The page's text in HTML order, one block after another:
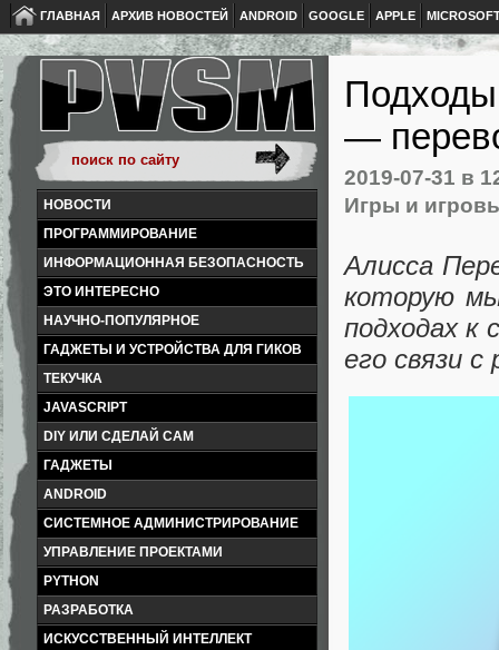
ГЛАВНАЯ АРХИВ НОВОСТЕЙ ANDROID GOOGLE APPLE
НОВОСТИ
ПРОГРАММИРОВАНИЕ
ИНФОРМАЦИОННАЯ БЕЗОПАСНОСТЬ
ЭТО ИНТЕРЕСНО
НАУЧНО-ПОПУЛЯРНОЕ
ГАДЖЕТЫ И УСТРОЙСТВА ДЛЯ ГИКОВ
ТЕКУЧКА
JAVASCRIPT
DIY ИЛИ СДЕЛАЙ САМ
ГАДЖЕТЫ
ANDROID
СИСТЕМНОЕ АДМИНИСТРИРОВАНИЕ
УПРАВЛЕНИЕ ПРОЕКТАМИ
PYTHON
РАЗРАБОТКА
ИСКУССТВЕННЫЙ ИНТЕЛЛЕКТ
Подходы
—
2019-07-31 в
Игры и
Алисса
которую
подходах к
его связи с